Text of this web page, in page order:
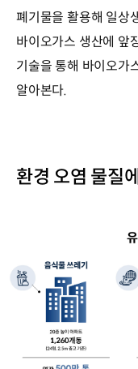
폐기물을 활용해 일상
바이오가스 생산에 앞
기술을 통해 바이오가
알아본다.
환경 오염 물질